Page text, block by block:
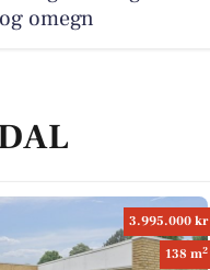
omegn
3.995.000 kr
138 m2